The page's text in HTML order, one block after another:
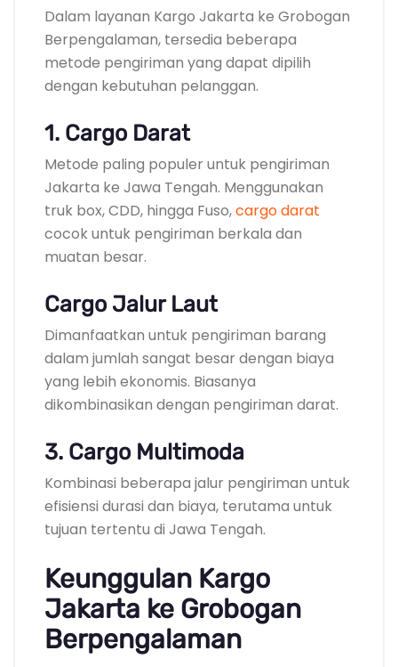
Dalam layanan Kargo Jakarta ke Grobogan
Berpengalaman, tersedia beberapa
metode pengiriman yang dapat dipilih
dengan kebutuhan pelanggan.
1. Cargo Darat
Metode paling populer untuk pengiriman
Jakarta ke Jawa Tengah. Menggunakan
truk box, CDD, hingga Fuso,cargo darat
cocok untuk pengiriman berkala dan
muatan besar.
Cargo Jalur Laut
Dimanfaatkan untuk pengiriman barang
dalam jumlah sangat besar dengan biaya
yang lebih ekonomis. Biasanya
dikombinasikan dengan pengiriman darat.
3. Cargo Multimoda
Kombinasi beberapa jalur pengiriman untuk
efisiensi durasi dan biaya, terutama untuk
tujuan tertentu di Jawa Tengah.
Keunggulan Kargo
Jakarta ke Grobogan
Berpengalaman